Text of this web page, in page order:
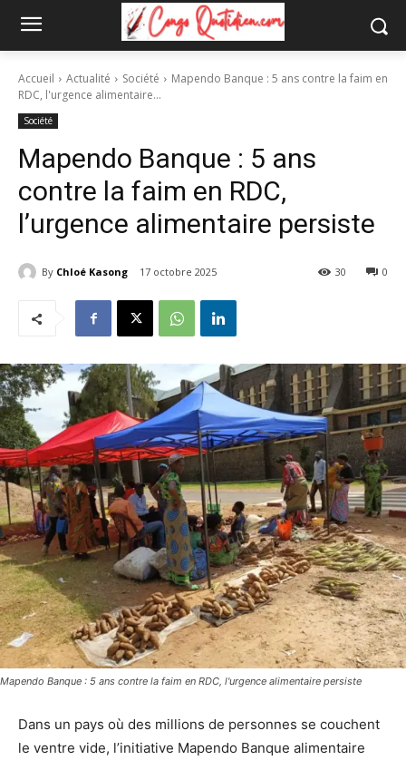
Accueil Actualité Société
Mapendo Banque : 5 ans contre la faim en
RDC, l'urgence alimentaire...
Société
Mapendo Banque : 5 ans
contre la faim en RDC,
l’urgence alimentaire persiste
By Chloé Kasong 17 octobre 2025 0
30
Mapendo Banque : 5 ans contre la faim en RDC, l'urgence alimentaire persiste
Dans un pays où des millions de personnes se couchent
le ventre vide, l’initiative Mapendo Banque alimentaire